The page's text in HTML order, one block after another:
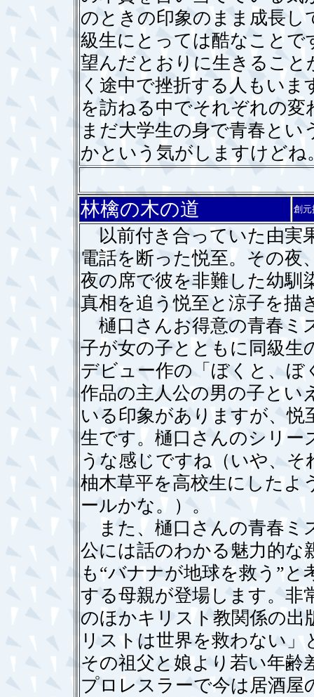
のときの印象のまま成長
級生にとっては酷なことで
望んだとおりに生きるこ
く途中で挫折する人もい
を訪ねる中でそれぞれの
まだ大学生の身で青春と
かという気がしますけどね
林檎の木の道 創元
以前付き合っていた由実
電話を断った悦至。その夜
夜の席で彼を非難した幼馴
真相を追う悦至と涼子を描
樋口さんお得意の青春ミ
子が女の子とともに同級生
デビュー作の「ぼくと、
作品の主人公の男の子とい
いる印象がありますが、
生です。樋口さんのシリー
うな感じですね（いや、
柚木草平を高校生にしたよ
ールかな。）。
また、樋口さんの青春ミ
公には話のわかる魅力的な
も“バナナが地球を救う”
する母親が登場します。非
のほかキリスト教関係の出
リストは世界を救わない
その祖父と娘より若い年齢
プロレスラーで今は居酒屋